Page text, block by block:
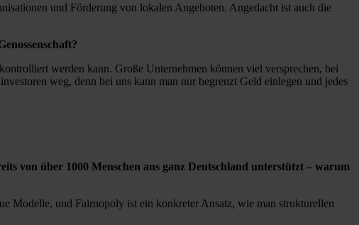
und Förderung von lokalen Angeboten. Angedacht ist auch die
werden kann. Große Unternehmen können viel versprechen, bei
weg, denn bei uns kann man nur begrenzt Geld einlegen und jedes
von über 1000 Menschen aus ganz Deutschland unterstützt – warum
Modelle, und Fairnopoly ist ein konkreter Ansatz, wie man strukturellen